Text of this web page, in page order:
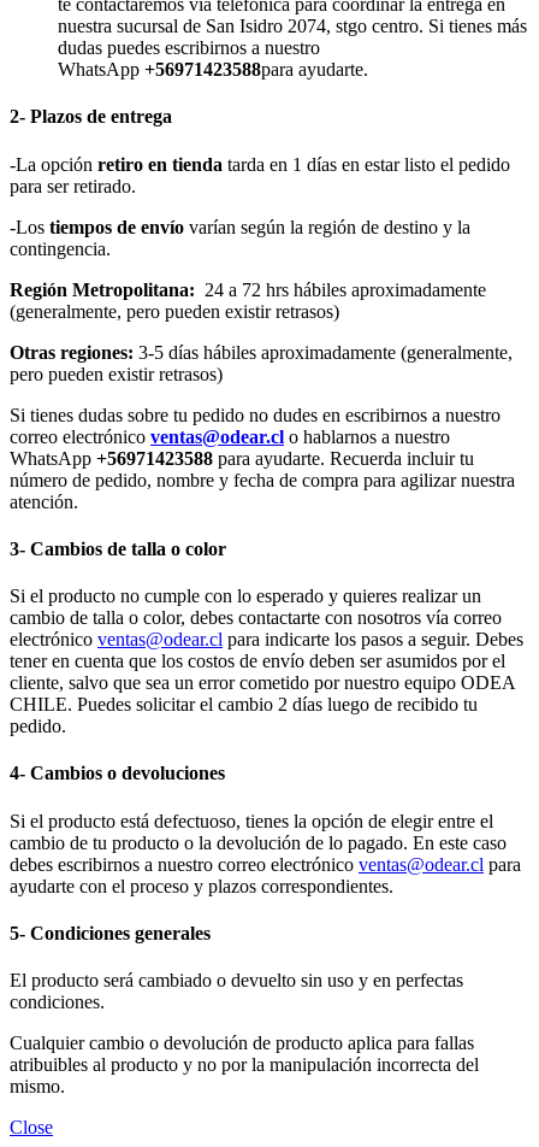
te contactaremos vía telefónica para coordinar la entrega en
nuestra sucursal de San Isidro 2074, stgo centro. Si tienes más
dudas puedes escribirnos a nuestro
WhatsApp +56971423588para ayudarte.
2- Plazos de entrega
-La opción retiro en tienda tarda en 1 días en estar listo el pedido
para ser retirado.
-Los tiempos de envío varían según la región de destino y la
contingencia.
Región Metropolitana: 24 a 72 hrs hábiles aproximadamente
(generalmente, pero pueden existir retrasos)
Otras regiones: 3-5 días hábiles aproximadamente (generalmente,
pero pueden existir retrasos)
Si tienes dudas sobre tu pedido no dudes en escribirnos a nuestro
correo electrónico ventas@odear.cl o hablarnos a nuestro
WhatsApp +56971423588 para ayudarte. Recuerda incluir tu
número de pedido, nombre y fecha de compra para agilizar nuestra
atención.
3- Cambios de talla o color
Si el producto no cumple con lo esperado y quieres realizar un
cambio de talla o color, debes contactarte con nosotros vía correo
electrónico ventas@odear.cl para indicarte los pasos a seguir. Debes
tener en cuenta que los costos de envío deben ser asumidos por el
cliente, salvo que sea un error cometido por nuestro equipo ODEA
CHILE. Puedes solicitar el cambio 2 días luego de recibido tu
pedido.
4- Cambios o devoluciones
Si el producto está defectuoso, tienes la opción de elegir entre el
cambio de tu producto o la devolución de lo pagado. En este caso
debes escribirnos a nuestro correo electrónico ventas@odear.cl para
ayudarte con el proceso y plazos correspondientes.
5- Condiciones generales
El producto será cambiado o devuelto sin uso y en perfectas
condiciones.
Cualquier cambio o devolución de producto aplica para fallas
atribuibles al producto y no por la manipulación incorrecta del
mismo.
Close